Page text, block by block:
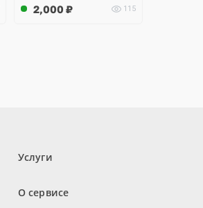
2,000 ₽ 115
Услуги
О сервисе